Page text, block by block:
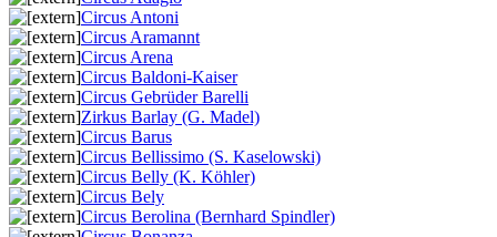
Circus Antoni
Circus Aramannt
Circus Arena
Circus Baldoni-Kaiser
Circus Gebrüder Barelli
Zirkus Barlay (G. Madel)
Circus Barus
Circus Bellissimo (S. Kaselowski)
Circus Belly (K. Köhler)
Circus Bely
Circus Berolina (Bernhard Spindler)